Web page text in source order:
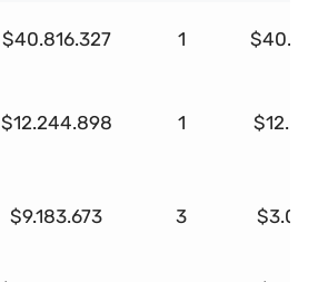
$40.816.327 1
$12.244.898 1
$9.183.673 3